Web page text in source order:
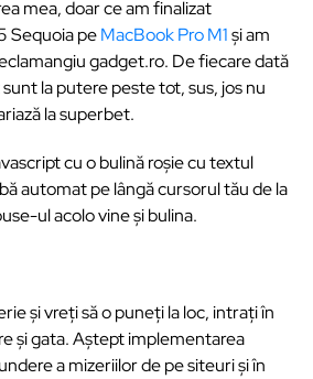
mea, doar ce am finalizat
Sequoia peMacBook Pro M1și am
gadget.ro. De fiecare dată
la putere peste tot, sus, jos nu
la superbet.
cu o bulină roșie cu textul
automat pe lângă cursorul tău de la
ul acolo vine și bulina.
și vreți să o puneți la loc, intrați în
și gata. Aștept implementarea
a mizeriilor de pe siteuri și în